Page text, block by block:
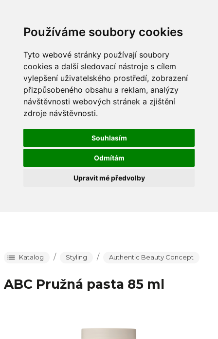
Používáme soubory cookies
Tyto webové stránky používají soubory
cookies a další sledovací nástroje s cílem
vylepšení uživatelského prostředí, zobrazení
přizpůsobeného obsahu a reklam, analýzy
návštěvnosti webových stránek a zjištění
zdroje návštěvnosti.
Souhlasím
Odmítám
Upravit mé předvolby
Katalog / Styling / Authentic Beauty Concept
ABC Pružná pasta 85 ml